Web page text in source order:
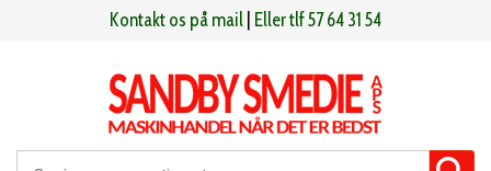
Kontakt os på mail Eller tlf 57 64 31 54
Maskinhandel når det er bedst